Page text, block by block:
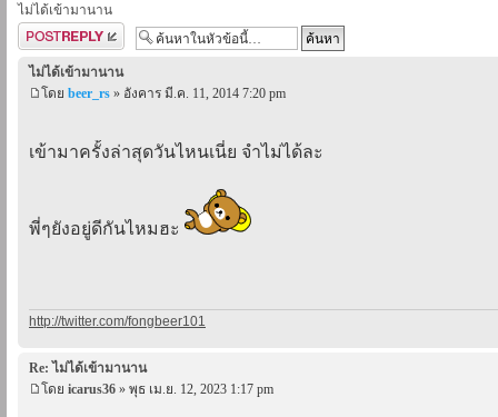
ไม่ได้เข้ามานาน
ตอบกระทู้
ไม่ได้เข้ามานาน
โดย beer_rs » อังคาร มี.ค. 11, 2014 7:20 pm
เข้ามาครั้งล่าสุดวันไหนเนี่ย จำไม่ได้ละ
พี่ๆยังอยู่ดีกันไหมฮะ
http://twitter.com/fongbeer101
Re: ไม่ได้เข้ามานาน
โดย icarus36 » พุธ เม.ย. 12, 2023 1:17 pm